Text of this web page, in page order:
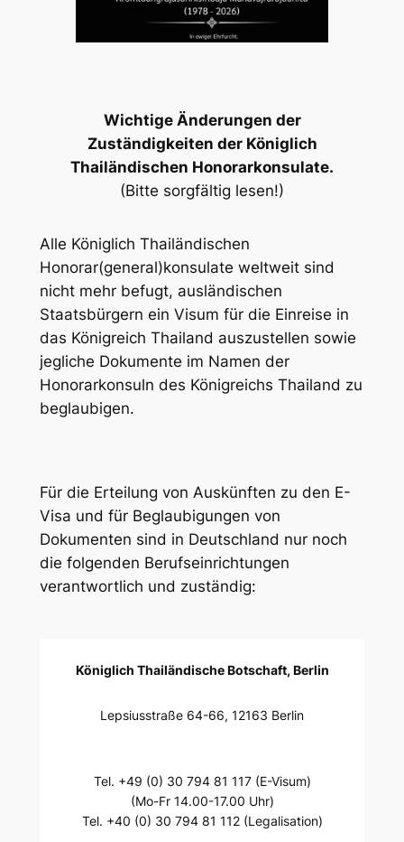
Wichtige Änderungen der
Zuständigkeiten der Königlich
Thailändischen Honorarkonsulate.
(Bitte sorgfältig lesen!)
Alle Königlich Thailändischen
Honorar(general)konsulate weltweit sind
nicht mehr befugt, ausländischen
Staatsbürgern ein Visum für die Einreise in
das Königreich Thailand auszustellen sowie
jegliche Dokumente im Namen der
Honorarkonsuln des Königreichs Thailand zu
beglaubigen.
Für die Erteilung von Auskünften zu den E-
Visa und für Beglaubigungen von
Dokumenten sind in Deutschland nur noch
die folgenden Berufseinrichtungen
verantwortlich und zuständig:
Königlich Thailändische Botschaft, Berlin
Lepsiusstraße 64-66, 12163 Berlin
Tel. +49 (0) 30 794 81 117 (E-Visum)
(Mo-Fr 14.00-17.00 Uhr)
Tel. +40 (0) 30 794 81 112 (Legalisation)